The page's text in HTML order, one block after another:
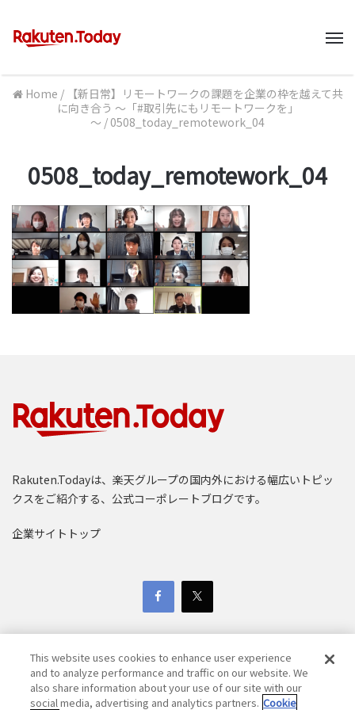
Home /
【新日常】リモートワークの課題を企業の枠を越えて共
に向き合う ～「#取引先にもリモートワークを」
～ / 0508_today_remotework_04
0508_today_remotework_04
Rakuten.Todayは、楽天グループの国内外における幅広いトピッ
クスをご紹介する、公式コーポレートブログです。
企業サイトトップ
Copyright © 1997-2025 Rakuten Group, Inc. All Rights Reserved.
This website uses cookies to enhance user experience
and to analyze performance and traffic on our website. We
also share information about your use of our site with our
social media, advertising and analytics partners. Cookie